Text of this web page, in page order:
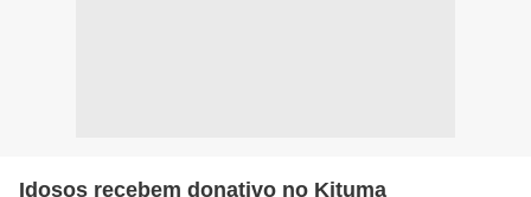
Idosos recebem donativo no Kituma